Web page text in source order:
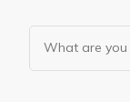
Looking
for